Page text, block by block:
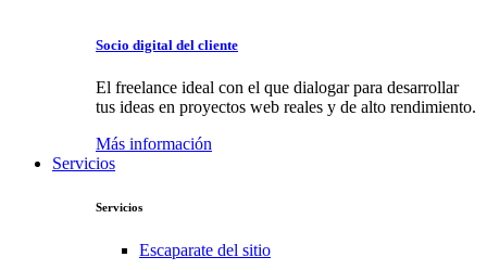
Socio digital del cliente
El freelance ideal con el que dialogar para desarrollar
tus ideas en proyectos web reales y de alto rendimiento.
Más información
Servicios
Servicios
Escaparate del sitio